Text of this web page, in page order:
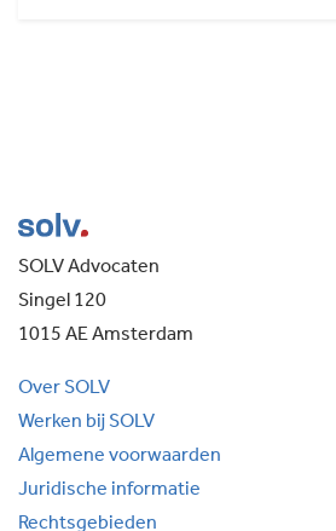
SOLV Advocaten
Singel 120
1015 AE Amsterdam
Over SOLV
Werken bij SOLV
Algemene voorwaarden
Juridische informatie
Rechtsgebieden